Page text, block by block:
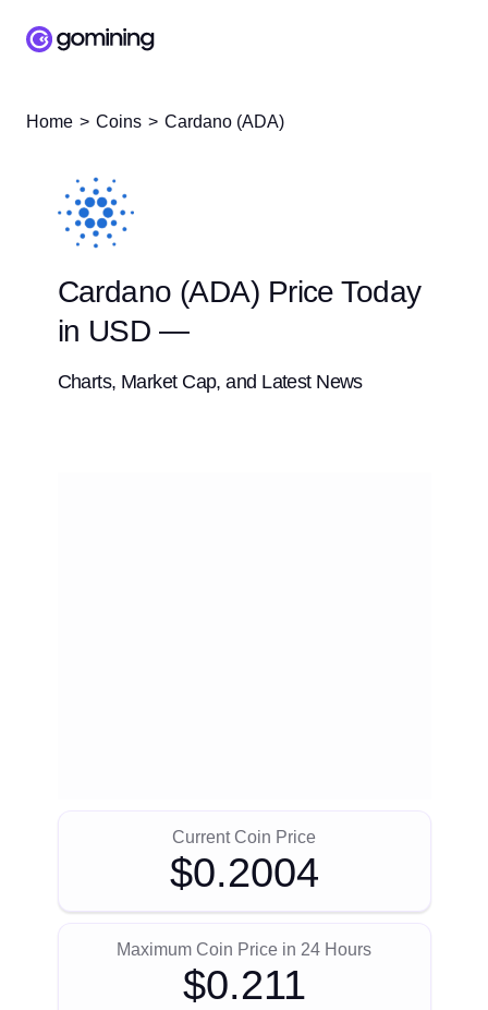
Home Coins Cardano (ADA)
Cardano (ADA) Price Today
in USD —
Charts, Market Cap, and Latest News
Current Coin Price
$0.2004
Maximum Coin Price in 24 Hours
$0.211